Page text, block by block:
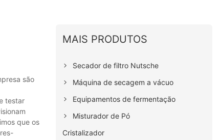
são
testar
que os
MAIS PRODUTOS
Secador de filtro Nutsche
Máquina de secagem a vácuo
Equipamentos de fermentação
Misturador de Pó
Cristalizador